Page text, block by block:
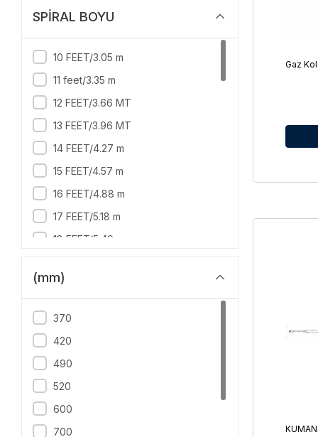
SPİRAL BOYU
10 FEET/3.05 m
11 feet/3.35 m
12 FEET/3.66 MT
13 FEET/3.96 MT
14 FEET/4.27 m
15 FEET/4.57 m
16 FEET/4.88 m
17 FEET/5.18 m
18 FEET/5.49 m
20 FEET/6.10 m
(mm)
370
420
490
520
600
700
Gaz